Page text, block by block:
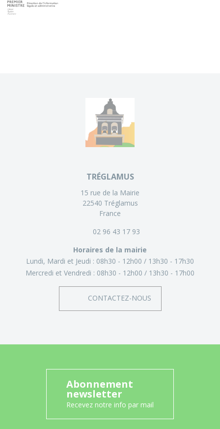
TRÉGLAMUS
15 rue de la Mairie
22540 Tréglamus
France
02 96 43 17 93
Horaires de la mairie
Lundi, Mardi et Jeudi : 08h30 - 12h00
13h30 - 17h30
Mercredi et Vendredi : 08h30 - 12h00 13h30 - 17h00
CONTACTEZ-NOUS
Abonnement
newsletter
Recevez notre info par mail